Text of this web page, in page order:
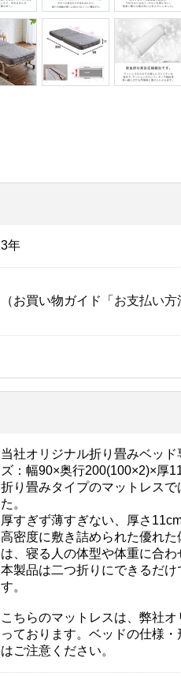
3年
（お買い物ガイド「 お支払い方
当社オリジナル折り畳みベッ
ズ：幅90×奥行200(100×2)×厚
折り畳みタイプのマットレス
た。
厚すぎず薄すぎない、厚さ
高密度に敷き詰められた優れ
は、寝る人の体型や体重に合
本製品は二つ折りにできるだ
す。
こちらのマットレスは、弊社
っております。ベッドの仕様
はご注意ください。